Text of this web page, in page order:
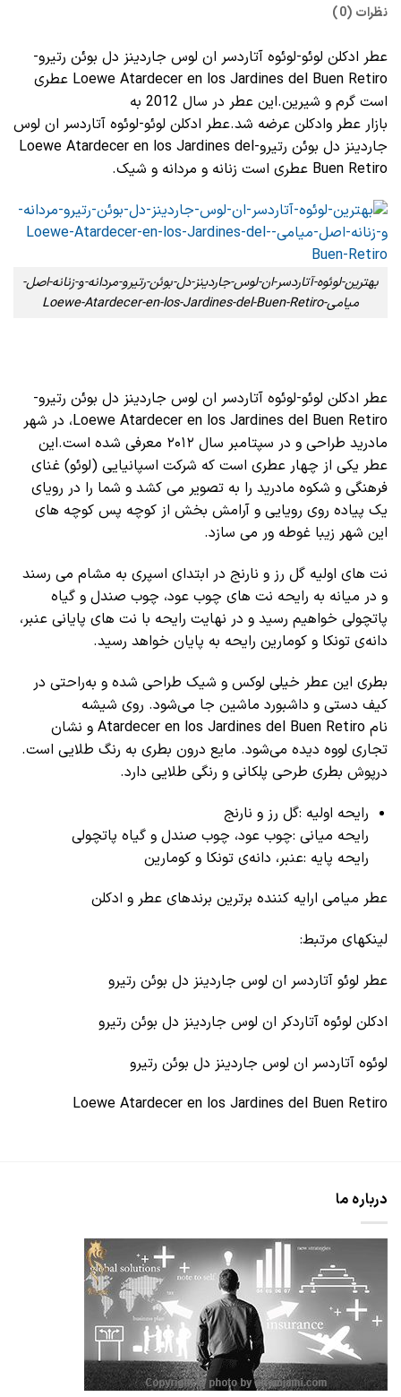
نظرات (0)
عطر ادکلن لوئو-لوئوه آتاردسر ان لوس جاردینز دل بوئن رتیرو-
Loewe Atardecer en los Jardines del Buen Retiro عطری
است گرم و شیرین.این عطر در سال 2012 به
بازار عطر وادکلن عرضه شد.عطر ادکلن لوئو-لوئوه آتاردسر ان لوس
جاردینز دل بوئن رتیرو-Loewe Atardecer en los Jardines del
Buen Retiro عطری است زنانه و مردانه و شیک.
بهترین-لوئوه-آتاردسر-ان-لوس-جاردینز-دل-بوئن-رتیرو-مردانه-و-زنانه-اصل-
میامی-Loewe-Atardecer-en-los-Jardines-del-Buen-Retiro
عطر ادکلن لوئو-لوئوه آتاردسر ان لوس جاردینز دل بوئن رتیرو-
Loewe Atardecer en los Jardines del Buen Retiro، در شهر
مادرید طراحی و در سپتامبر سال ۲۰۱۲ معرفی شده است.این
عطر یکی از چهار عطری است که شرکت اسپانیایی (لوئو) غنای
فرهنگی و شکوه مادرید را به تصویر می کشد و شما را در رویای
یک پیاده روی رویایی و آرامش بخش از کوچه پس کوچه های
این شهر زیبا غوطه ور می سازد.
نت های اولیه گل رز و نارنج در ابتدای اسپری به مشام می رسند
و در میانه به رایحه نت های چوب عود، چوب صندل و گیاه
پاتچولی خواهیم رسید و در نهایت رایحه با نت های پایانی عنبر،
دانه‌ی تونکا و کومارین رایحه به پایان خواهد رسید.
بطری این عطر خیلی لوکس و شیک طراحی شده و به‌راحتی در
کیف دستی و داشبورد ماشین جا می‌شود. روی شیشه‌
نام Atardecer en los Jardines del Buen Retiro و نشان
تجاری لووه دیده می‌شود. مایع درون بطری به رنگ طلایی است.
درپوش بطری طرحی پلکانی و رنگی طلایی دارد.
رایحه اولیه :گل رز و نارنج
رایحه میانی :چوب عود، چوب صندل و گیاه پاتچولی
رایحه پایه :عنبر، دانه‌ی تونکا و کومارین
عطر میامی ارایه کننده برترین برندهای عطر و ادکلن
لینکهای مرتبط:
عطر لوئو آتاردسر ان لوس جاردینز دل بوئن رتیرو
ادکلن لوئوه آتاردکر ان لوس جاردینز دل بوئن رتیرو
لوئوه آتاردسر ان لوس جاردینز دل بوئن رتیرو
Loewe Atardecer en los Jardines del Buen Retiro
درباره ما